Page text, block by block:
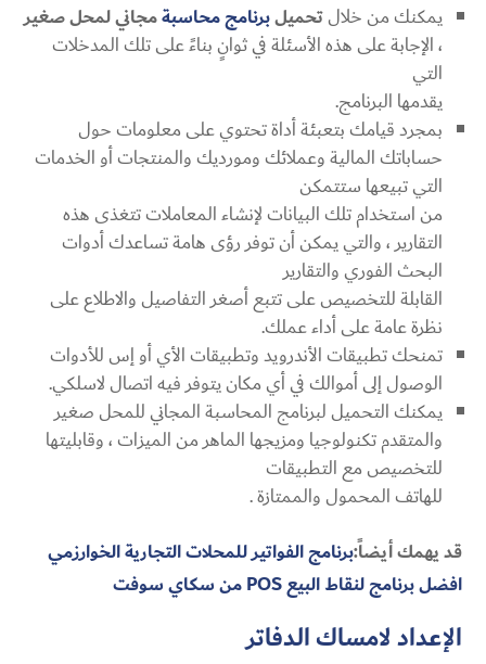
يمكنك من خلالتحميلبرنامج محاسبةمجاني لمحل صغير
، الإجابة على هذه الأسئلة في ثوانٍ بناءً على تلك المدخلات
التي
يقدمها البرنامج.
بمجرد قيامك بتعبئة أداة تحتوي على معلومات حول
حساباتك المالية وعملائك ومورديك والمنتجات أو الخدمات
التي تبيعها ستتمكن
من استخدام تلك البيانات لإنشاء المعاملات تتغذى هذه
التقارير ، والتي يمكن أن توفر رؤى هامة تساعدك أدوات
البحث الفوري والتقارير
القابلة للتخصيص على تتبع أصغر التفاصيل والاطلاع على
نظرة عامة على أداء عملك.
تمنحك تطبيقات الأندرويد وتطبيقات الأي أو إس للأدوات
الوصول إلى أموالك في أي مكان يتوفر فيه اتصال لاسلكي.
يمكنك التحميل لبرنامج المحاسبة المجاني للمحل صغير
والمتقدم تكنولوجيا ومزيجها الماهر من الميزات ، وقابليتها
للتخصيص مع التطبيقات
للهاتف المحمول والممتازة .
قد يهمك أيضاً:برنامج الفواتير للمحلات التجارية الخوارزمي
افضل برنامج لنقاط البيع POS من سكاي سوفت
الإعداد لامساك الدفاتر